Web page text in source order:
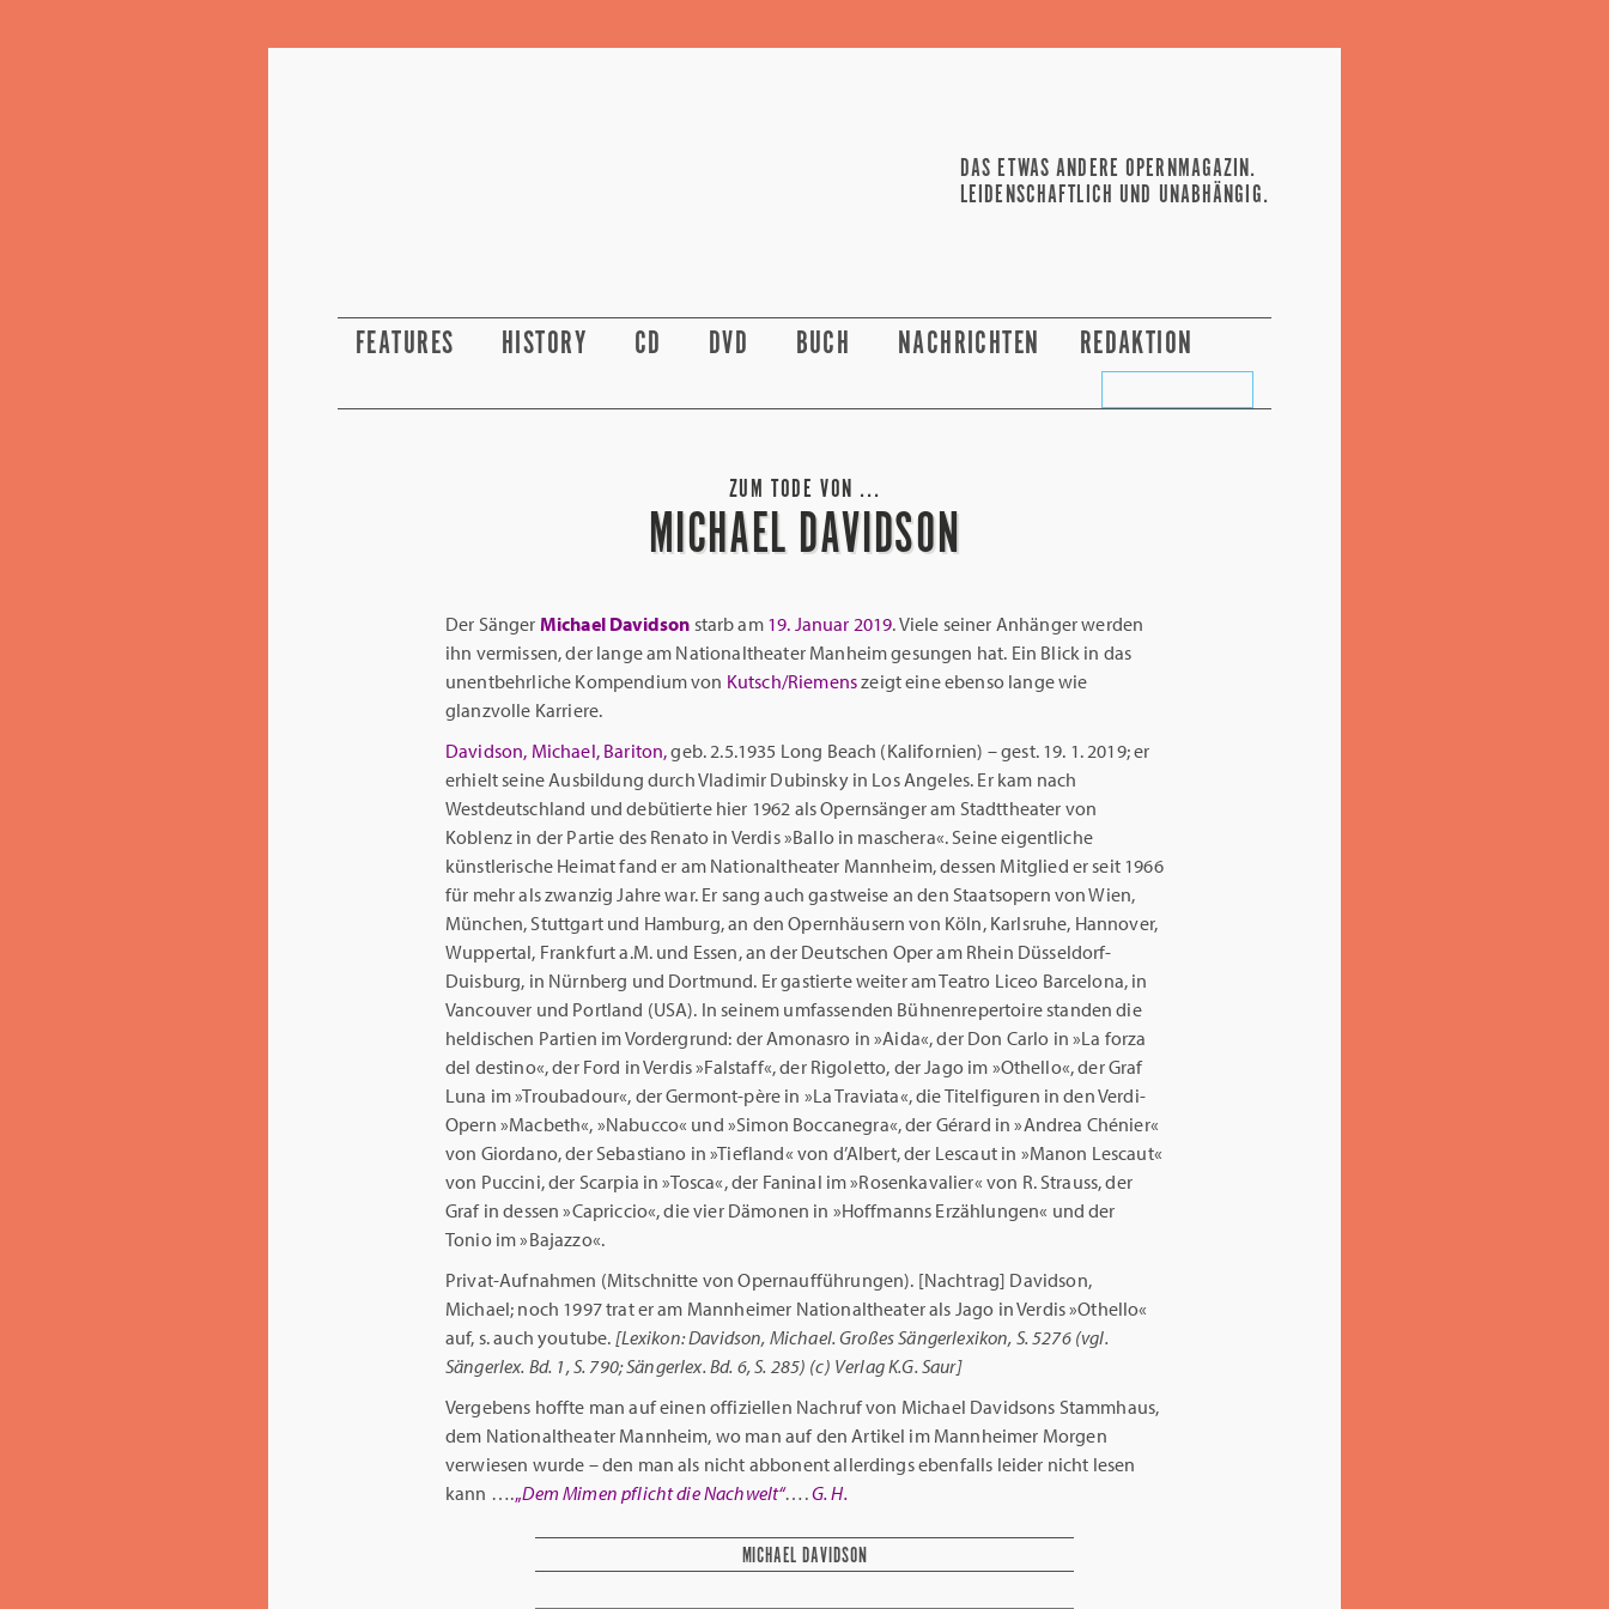
DAS ETWAS ANDERE OPERNMAGAZIN.
LEIDENSCHAFTLICH UND UNABHÄNGIG.
FEATURES HISTORY CD DVD BUCH NACHRICHTEN REDAKTION
ZUM TODE VON ...
MICHAEL DAVIDSON
Der Sänger Michael Davidson starb am 19. Januar 2019. Viele seiner Anhänger werden
ihn vermissen, der lange am Nationaltheater Manheim gesungen hat. Ein Blick in das
unentbehrliche Kompendium von Kutsch/Riemenszeigt eine ebenso lange wie
glanzvolle Karriere.
Davidson, Michael, Bariton,geb. 2.5.1935 Long Beach (Kalifornien) – gest. 19. 1. 2019; er
erhielt seine Ausbildung durch Vladimir Dubinsky in Los Angeles. Er kam nach
Westdeutschland und debütierte hier 1962 als Opernsänger am Stadttheater von
Koblenz in der Partie des Renato in Verdis »Ballo in maschera«. Seine eigentliche
künstlerische Heimat fand er am Nationaltheater Mannheim, dessen Mitglied er seit 1966
für mehr als zwanzig Jahre war. Er sang auch gastweise an den Staatsopern von Wien,
München, Stuttgart und Hamburg, an den Opernhäusern von Köln, Karlsruhe, Hannover,
Wuppertal, Frankfurt a.M. und Essen, an der Deutschen Oper am Rhein Düsseldorf-
Duisburg, in Nürnberg und Dortmund. Er gastierte weiter am Teatro Liceo Barcelona, in
Vancouver und Portland (USA). In seinem umfassenden Bühnenrepertoire standen die
heldischen Partien im Vordergrund: der Amonasro in »Aida«, der Don Carlo in »La forza
del destino«, der Ford in Verdis »Falstaff«, der Rigoletto, der Jago im »Othello«, der Graf
Luna im »Troubadour«, der Germont-père in »La Traviata«, die Titelfiguren in den Verdi-
Opern »Macbeth«, »Nabucco« und »Simon Boccanegra«, der Gérard in »Andrea Chénier«
von Giordano, der Sebastiano in »Tiefland« von d’Albert, der Lescaut in »Manon Lescaut«
von Puccini, der Scarpia in »Tosca«, der Faninal im »Rosenkavalier« von R. Strauss, der
Graf in dessen »Capriccio«, die vier Dämonen in »Hoffmanns Erzählungen« und der
Tonio im »Bajazzo«.
Privat-Aufnahmen (Mitschnitte von Opernaufführungen). [Nachtrag] Davidson,
Michael; noch 1997 trat er am Mannheimer Nationaltheater als Jago in Verdis »Othello«
auf, s. auch youtube. [Lexikon: Davidson, Michael. Großes Sängerlexikon, S. 5276 (vgl.
Sängerlex. Bd. 1, S. 790; Sängerlex. Bd. 6, S. 285) (c) Verlag K.G. Saur]
Vergebens hoffte man auf einen offiziellen Nachruf von Michael Davidsons Stammhaus,
dem Nationaltheater Mannheim, wo man auf den Artikel im Mannheimer Morgen
verwiesen wurde – den man als nicht abbonent allerdings ebenfalls leider nicht lesen
kann ….„Dem Mimen pflicht die Nachwelt“….G. H.
MICHAEL DAVIDSON